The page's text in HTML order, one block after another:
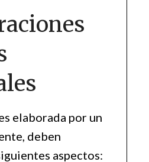
elaborada por un
deben
aspectos: